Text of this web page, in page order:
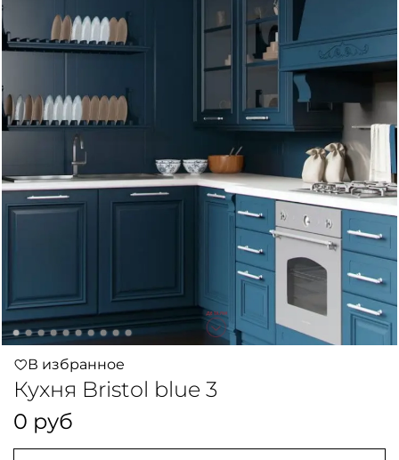
В избранное
Кухня Bristol blue 3
0 руб